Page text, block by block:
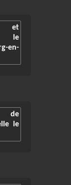
et
le
en-
de
le